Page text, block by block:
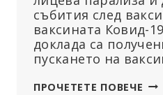
събития след
ваксината Ковид-
доклада са
пускането на
ПРОЧЕТЕТЕ ПОВЕЧЕ CDC